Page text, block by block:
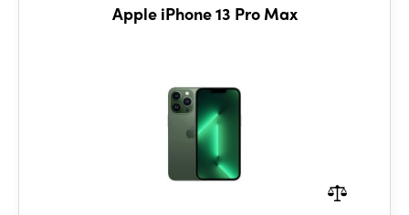
Apple iPhone 13 Pro Max